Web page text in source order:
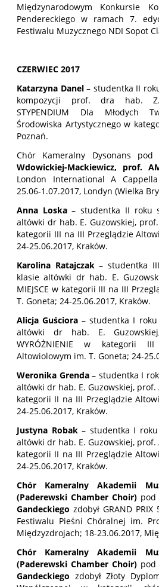
Międzynarodowym Konkursie
Pendereckiego w ramach 7.
Festiwalu Muzycznego NDI Sopot
CZERWIEC 2017
Katarzyna Danel– studentka II
kompozycji prof. dra hab. Z.
STYPENDIUM Dla Młodych
Środowiska Artystycznego w
Poznań.
Chór Kameralny Dysonans pod
Wdowickiej-Mackiewicz, prof.
London International A
25.06-1.07.2017, Londyn (Wielka
Anna Loska– studentka II roku
altówki dr hab. E. Guzowskiej, prof.
kategorii III na III Przeglądzie
24-25.06.2017, Kraków.
Karolina Ratajczak– studentka
klasie altówki dr hab. E.
MIEJSCE w kategorii III na III
T. Goneta; 24-25.06.2017, Kraków.
Alicja Guściora – studentka I
altówki dr hab. E.
WYRÓŻNIENIE w kategorii
Altowiolowym im. T. Goneta; 24-
Weronika Grenda– studentka I
altówki dr hab. E. Guzowskiej, prof.
kategorii II na III Przeglądzie
24-25.06.2017, Kraków.
Justyna Robak– studentka I
altówki dr hab. E. Guzowskiej, prof.
kategorii II na III Przeglądzie
24-25.06.2017, Kraków.
Chór Kameralny Akademii
(Paderewski Chamber Choir) pod
Gandeckiego zdobył GRAND
Festiwalu Pieśni Chóralnej im.
Międzyzdrojach; 18-23.06.2017,
Chór Kameralny Akademii
(Paderewski Chamber Choir) pod
Gandeckiego zdobył Złoty